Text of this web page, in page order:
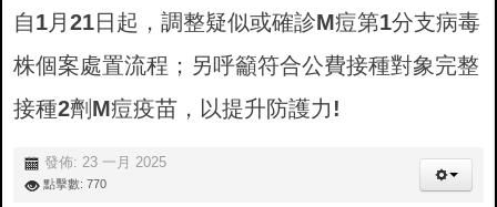
自1月21日起，調整疑似或確診M痘第1分支病毒
株個案處置流程；另呼籲符合公費接種對象完整
接種2劑M痘疫苗，以提升防護力!
發佈: 23 一月 2025
點擊數: 770